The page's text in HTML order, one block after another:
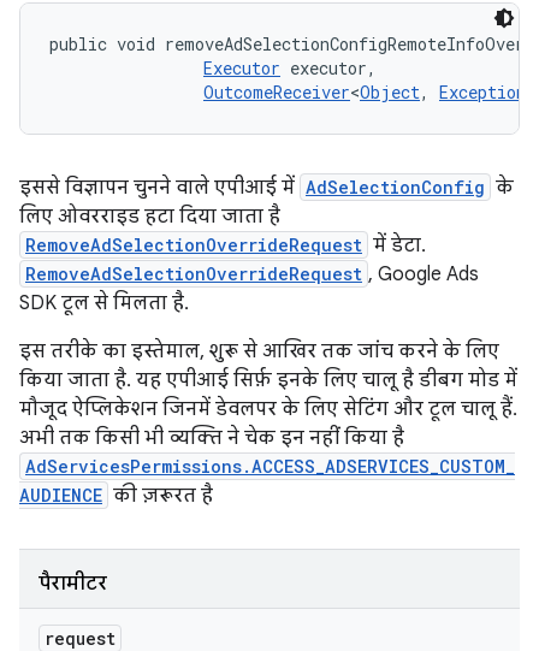
public void
Executor executor,
OutcomeReceiver<Object, Exception
इससे विज्ञापन चुनने वाले एपीआई में AdSelectionConfig के
लिए ओवरराइड हटा दिया जाता है
RemoveAdSelectionOverrideRequest में डेटा.
RemoveAdSelectionOverrideRequest , Google Ads
SDK टूल से मिलता है.
इस तरीके का इस्तेमाल, शुरू से आखिर तक जांच करने के लिए
किया जाता है. यह एपीआई सिर्फ़ इनके लिए चालू है डीबग मोड में
मौजूद ऐप्लिकेशन जिनमें डेवलपर के लिए सेटिंग और टूल चालू हैं.
अभी तक किसी भी व्यक्ति ने चेक इन नहीं किया है
AdServicesPermissions.ACCESS_ADSERVICES_CUSTOM_
AUDIENCE की ज़रूरत है
पैरामीटर
request